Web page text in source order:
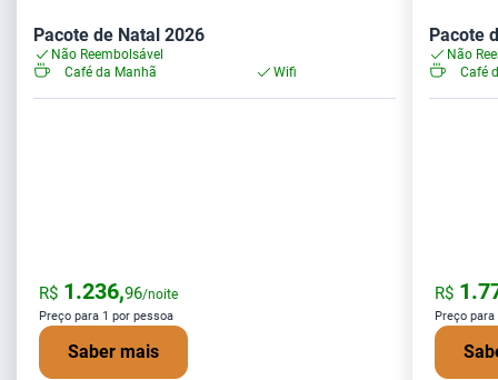
Pacote de Natal 2026
Não Reembolsável
Café da Manhã
Wifi
R$ 1.236,96/noite
Preço para 1 por pessoa
Saber mais
Pacote
Não
Café
R$
Preço